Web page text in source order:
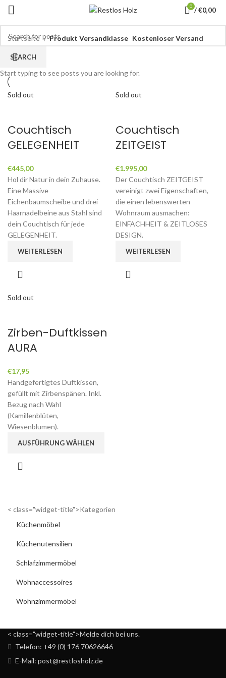
0 /€0,00
< class="widget-title">Kategorien
Küchenmöbel
Küchenutensilien
Schlafzimmermöbel
Wohnaccessoires
Wohnzimmermöbel
Startseite Produkt Versandklasse Kostenloser Versand
Sold out
Couchtisch
GELEGENHEIT
€445,00
Hol dir Natur in dein Zuhause.
Eine Massive
Eichenbaumscheibe und drei
Haarnadelbeine aus Stahl sind
dein Couchtisch für jede
GELEGENHEIT.
WEITERLESEN
Sold out
Couchtisch
ZEITGEIST
€1.995,00
Der Couchtisch ZEITGEIST
vereinigt zwei Eigenschaften,
die einen lebenswerten
Wohnraum ausmachen:
EINFACHHEIT & ZEITLOSES
DESIGN.
WEITERLESEN
Sold out
Zirben-Duftkissen
AURA
€17,95
Handgefertigtes Duftkissen,
gefüllt mit Zirbenspänen. Inkl.
Bezug nach Wahl
(Kamillenblüten,
Wiesenblumen).
AUSFÜHRUNG WÄHLEN
< class="widget-title">Melde dich bei uns.
Telefon: +49 (0) 176 70626646
E-Mail: post@restlosholz.de
SEARCH
Start typing to see posts you are looking for.